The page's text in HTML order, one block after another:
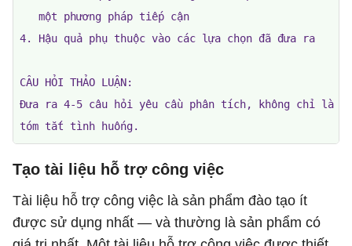
   một phương pháp tiếp cận
4. Hậu quả phụ thuộc vào các lựa chọn đã đưa ra
CÂU HỎI THẢO LUẬN:
Đưa ra 4-5 câu hỏi yêu cầu phân tích, không chỉ là
tóm tắt tình huống.
Tạo tài liệu hỗ trợ công việc
Tài liệu hỗ trợ công việc là sản phẩm đào tạo ít
được sử dụng nhất — và thường là sản phẩm có